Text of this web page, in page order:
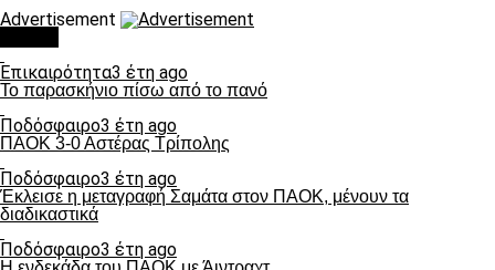
Advertisement
Επικαιρότητα3 έτη ago
Το παρασκήνιο πίσω από το πανό
Ποδόσφαιρο3 έτη ago
ΠΑΟΚ 3-0 Αστέρας Τρίπολης
Ποδόσφαιρο3 έτη ago
Έκλεισε η μεταγραφή Σαμάτα στον ΠΑΟΚ, μένουν τα
διαδικαστικά
Ποδόσφαιρο3 έτη ago